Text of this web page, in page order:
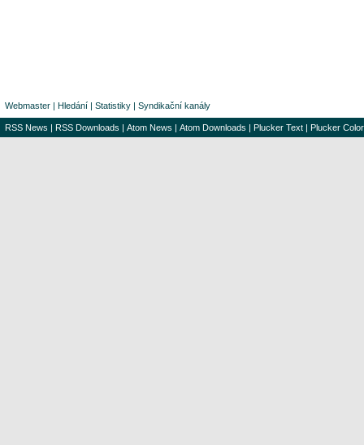
Webmaster | Hledání | Statistiky | Syndikační kanály
RSS News | RSS Downloads | Atom News | Atom Downloads | Plucker Text | Plucker Color